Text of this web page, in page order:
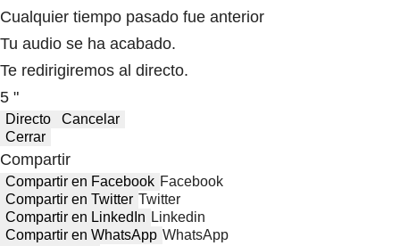
Cualquier tiempo pasado fue anterior
Tu audio se ha acabado.
Te redirigiremos al directo.
5 "
Directo
Cancelar
Cerrar
Compartir
Compartir en Facebook Facebook
Compartir en Twitter Twitter
Compartir en LinkedIn Linkedin
Compartir en WhatsApp WhatsApp